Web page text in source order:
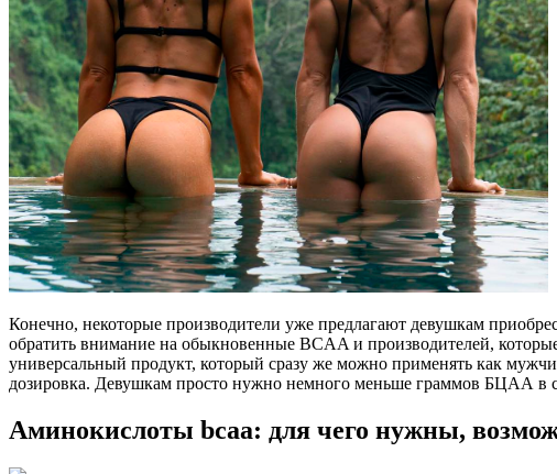
Конечно, некоторые производители уже предлагают девушкам
обратить внимание на обыкновенные BCAA и производителей,
универсальный продукт, который сразу же можно применять как
дозировка. Девушкам просто нужно немного меньше граммов БЦАА в
Аминокислоты bcaa: для чего нужны,